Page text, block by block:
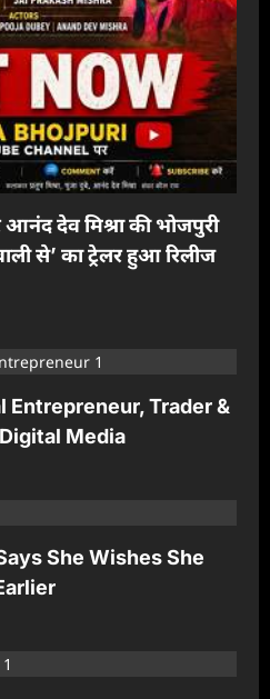
आनंद देव मिश्रा की भोजपुरी
से’ का ट्रेलर हुआ रिलीज
Entrepreneur, Trader &
Media
She Wishes She